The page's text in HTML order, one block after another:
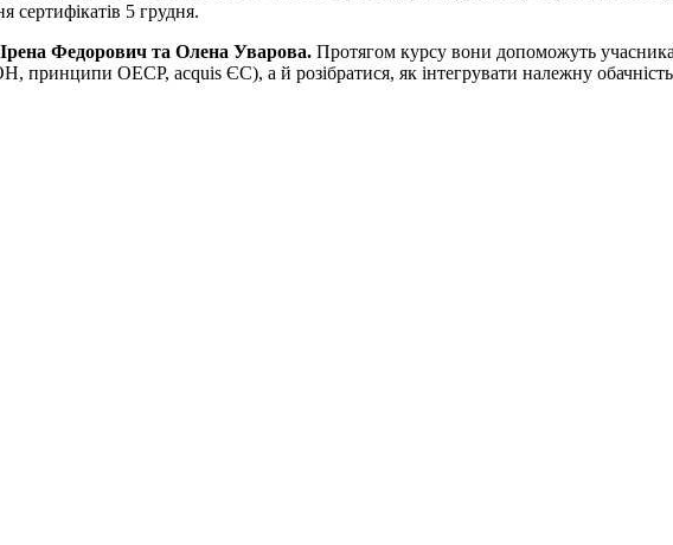
сертифікатів 5 грудня.
Федорович та Олена Уварова. Протягом курсу вони допоможуть
принципи ОЕСР, acquis ЄС), а й розібратися, як інтегрувати належну